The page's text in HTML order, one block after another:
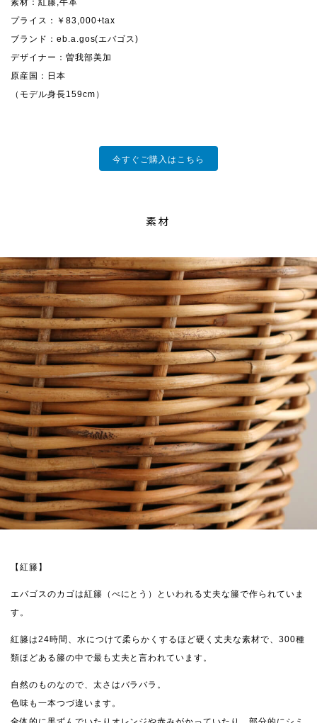
素材：紅籐,牛革
プライス：￥83,000+tax
ブランド：eb.a.gos(エバゴス)
デザイナー：曽我部美加
原産国：日本
（モデル身長159cm）
今すぐご購入はこちら
素材
【紅籐】
エバゴスのカゴは紅籐（べにとう）といわれる丈夫な籐で作られていま
す。
紅籐は24時間、水につけて柔らかくするほど硬く丈夫な素材で、300種
類ほどある籐の中で最も丈夫と言われています。
自然のものなので、太さはバラバラ。
色味も一本つづ違います。